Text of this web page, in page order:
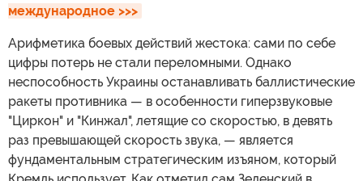
международное >>>
Арифметика боевых действий жестока: сами по себе
цифры потерь не стали переломными. Однако
неспособность Украины останавливать баллистические
ракеты противника — в особенности гиперзвуковые
"Циркон" и "Кинжал", летящие со скоростью, в девять
раз превышающей скорость звука, — является
фундаментальным стратегическим изъяном, который